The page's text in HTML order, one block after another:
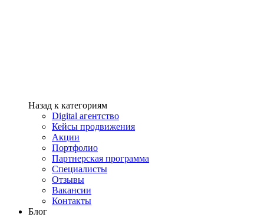
Назад к категориям
Digital агентство
Кейсы продвижения
Акции
Портфолио
Партнерская программа
Специалисты
Отзывы
Вакансии
Контакты
Блог